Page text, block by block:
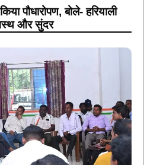
पौधारोपण, बोले- हरियाली
और सुंदर